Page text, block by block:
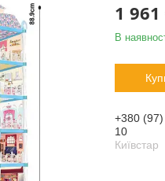
1 961
В
+380
10
Київстар